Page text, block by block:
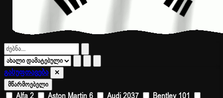
გასუფთავება
✕
მწარმოებელი